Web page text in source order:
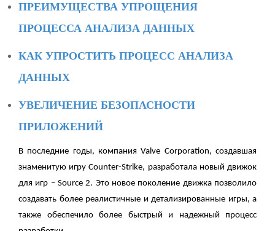
ПРЕИМУЩЕСТВА УПРОЩЕНИЯ
ПРОЦЕССА АНАЛИЗА ДАННЫХ
КАК УПРОСТИТЬ ПРОЦЕСС АНАЛИЗА
ДАННЫХ
УВЕЛИЧЕНИЕ БЕЗОПАСНОСТИ
ПРИЛОЖЕНИЙ
В последние годы, компания Valve Corporation, создавшая
знаменитую игру Counter-Strike, разработала новый движок
для игр – Source 2. Это новое поколение движка позволило
создавать более реалистичные и детализированные игры, а
также обеспечило более быстрый и надежный процесс